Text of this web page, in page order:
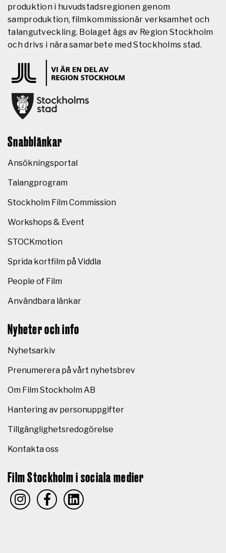
produktion i huvudstadsregionen genom
samproduktion, filmkommissionär verksamhet och
talangutveckling. Bolaget ägs av Region Stockholm
och drivs i nära samarbete med Stockholms stad.
Snabblänkar
Ansökningsportal
Talangprogram
Stockholm Film Commission
Workshops & Event
STOCKmotion
Sprida kortfilm på Viddla
People of Film
Användbara länkar
Nyheter och info
Nyhetsarkiv
Prenumerera på vårt nyhetsbrev
Om Film Stockholm AB
Hantering av personuppgifter
Tillgänglighetsredogörelse
Kontakta oss
Film Stockholm i sociala medier